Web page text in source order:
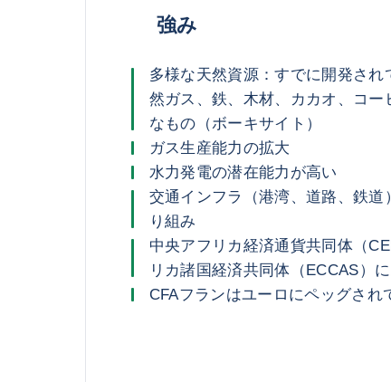
強み
多様な天然資源：すでに開発され
然ガス、鉄、木材、カカオ、コー
なもの（ボーキサイト）
ガス生産能力の拡大
水力発電の潜在能力が高い
交通インフラ（港湾、道路、鉄道
り組み
中央アフリカ経済通貨共同体（
リカ諸国経済共同体（ECCAS）
CFAフランはユーロにペッグされ